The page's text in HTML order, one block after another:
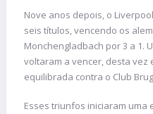
Nove anos depois, o
seis títulos, vencendo os
Monchengladbach por 3 a 1.
voltaram a vencer, desta vez
equilibrada contra o Club
Esses triunfos iniciaram uma